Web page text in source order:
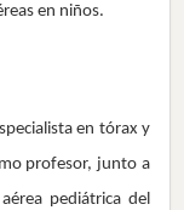
en niños.
en tórax y
profesor, junto a
pediátrica del